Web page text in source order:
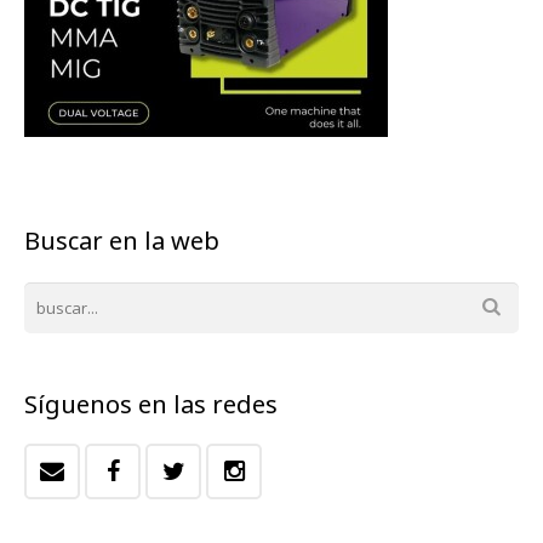
Buscar en la web
Síguenos en las redes